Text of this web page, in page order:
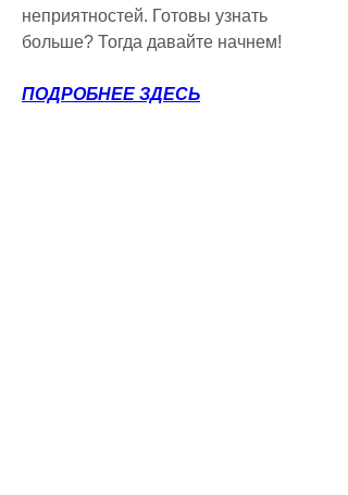
неприятностей. Готовы узнать
больше? Тогда давайте начнем!
ПОДРОБНЕЕ ЗДЕСЬ